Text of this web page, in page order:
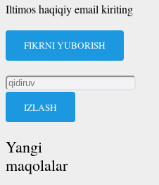
Iltimos haqiqiy email kiriting
FIKRNI YUBORISH
Qidirshish:
Yangi
maqolalar